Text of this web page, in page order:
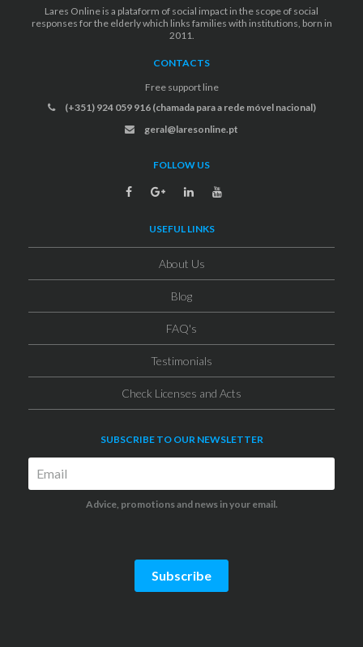
Lares Online is a plataform of social impact in the scope of social
responses for the elderly which links families with institutions, born in
2011.
CONTACTS
Free support line
(+351) 924 059 916 (chamada para a rede móvel nacional)
geral@laresonline.pt
FOLLOW US
USEFUL LINKS
About Us
Blog
FAQ's
Testimonials
Check Licenses and Acts
SUBSCRIBE TO OUR NEWSLETTER
Advice, promotions and news in your email.
Subscribe